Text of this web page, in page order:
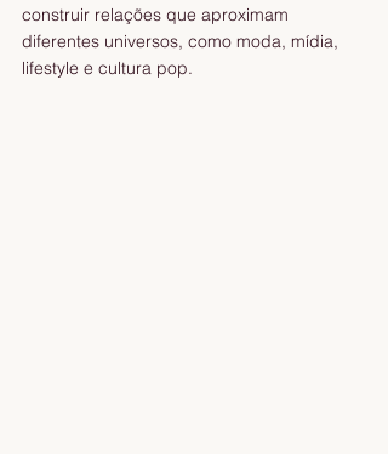
construir relações que aproximam
diferentes universos, como moda, mídia,
lifestyle e cultura pop.